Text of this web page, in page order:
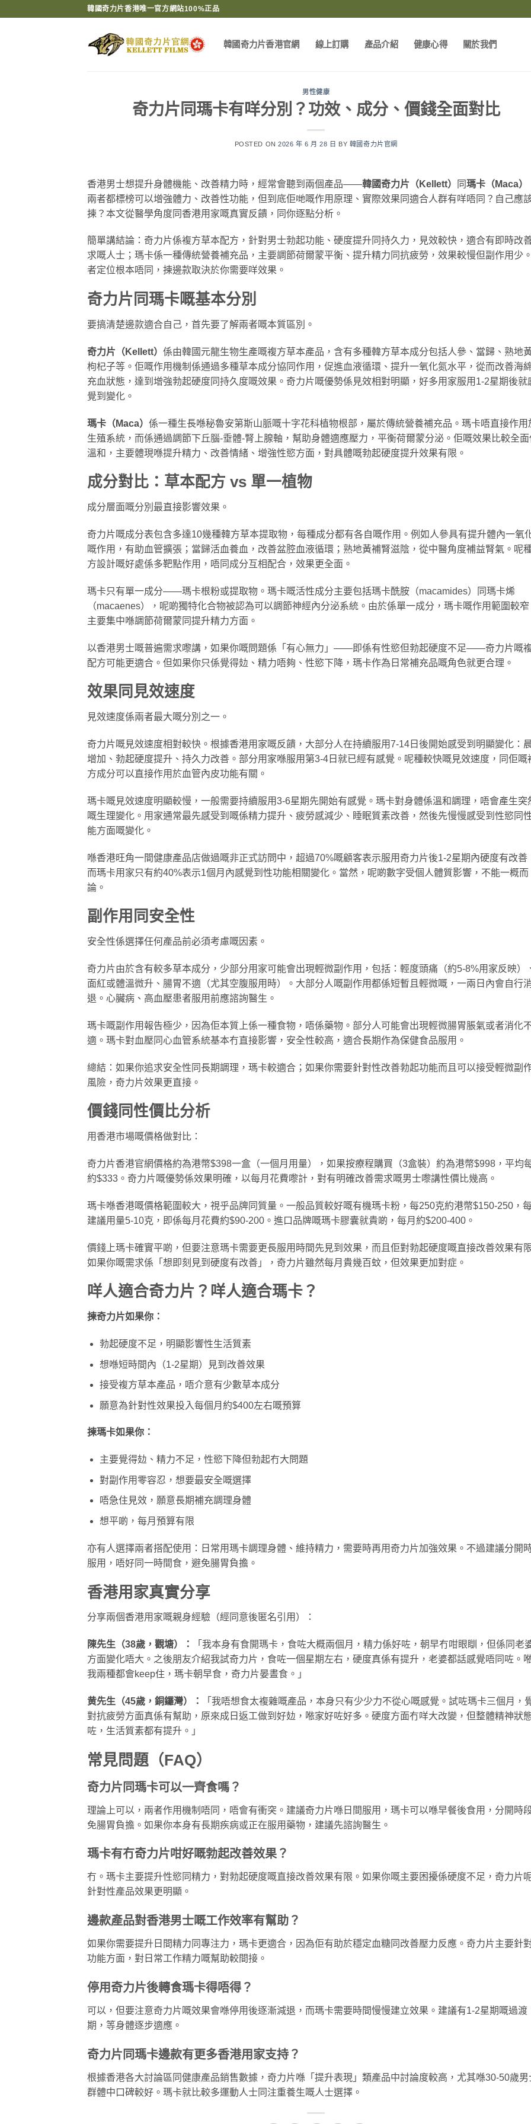
韓國奇力片香港唯一官方網站100%正品
韓國奇力片香港官網 線上訂購 產品介紹 健康心得 關於我們
男性健康
奇力片同瑪卡有咩分別？功效、成分、價錢全面對比
POSTED ON2026 年 6 月 28 日 BY 韓國奇力片官網
香港男士想提升身體機能、改善精力時，經常會聽到兩個產品——韓國奇力片（Kellett） 同瑪卡（Maca）
兩者都標榜可以增強體力、改善性功能，但到底佢哋嘅作用原理、實際效果同適合人群有咩唔同？自己應
揀？本文從醫學角度同香港用家嘅真實反饋，同你逐點分析。
簡單講結論：奇力片係複方草本配方，針對男士勃起功能、硬度提升同持久力，見效較快，適合有即時改
求嘅人士；瑪卡係一種傳統營養補充品，主要調節荷爾蒙平衡、提升精力同抗疲勞，效果較慢但副作用少
者定位根本唔同，揀邊款取決於你需要咩效果。
奇力片同瑪卡嘅基本分別
要搞清楚邊款適合自己，首先要了解兩者嘅本質區別。
奇力片（Kellett） 係由韓國元龍生物生產嘅複方草本產品，含有多種韓方草本成分包括人參、當歸、熟地
枸杞子等。佢嘅作用機制係通過多種草本成分協同作用，促進血液循環、提升一氧化氮水平，從而改善海
充血狀態，達到增強勃起硬度同持久度嘅效果。奇力片嘅優勢係見效相對明顯，好多用家服用1-2星期後就
覺到變化。
瑪卡（Maca） 係一種生長喺秘魯安第斯山脈嘅十字花科植物根部，屬於傳統營養補充品。瑪卡唔直接作用
生殖系統，而係通過調節下丘腦-垂體-腎上腺軸，幫助身體適應壓力，平衡荷爾蒙分泌。佢嘅效果比較全面
溫和，主要體現喺提升精力、改善情緒、增強性慾方面，對具體嘅勃起硬度提升效果有限。
成分對比：草本配方 vs 單一植物
成分層面嘅分別最直接影響效果。
奇力片嘅成分表包含多達10幾種韓方草本提取物，每種成分都有各自嘅作用。例如人參具有提升體內一氧
嘅作用，有助血管擴張；當歸活血養血，改善盆腔血液循環；熟地黃補腎滋陰，從中醫角度補益腎氣。呢
方設計嘅好處係多靶點作用，唔同成分互相配合，效果更全面。
瑪卡只有單一成分——瑪卡根粉或提取物。瑪卡嘅活性成分主要包括瑪卡酰胺（macamides）同瑪卡烯
（macaenes），呢啲獨特化合物被認為可以調節神經內分泌系統。由於係單一成分，瑪卡嘅作用範圍較窄
主要集中喺調節荷爾蒙同提升精力方面。
以香港男士嘅普遍需求嚟講，如果你嘅問題係「有心無力」——即係有性慾但勃起硬度不足——奇力片嘅
配方可能更適合。但如果你只係覺得攰、精力唔夠、性慾下降，瑪卡作為日常補充品嘅角色就更合理。
效果同見效速度
見效速度係兩者最大嘅分別之一。
奇力片嘅見效速度相對較快。根據香港用家嘅反饋，大部分人在持續服用7-14日後開始感受到明顯變化：
增加、勃起硬度提升、持久力改善。部分用家喺服用第3-4日就已經有感覺。呢種較快嘅見效速度，同佢嘅
方成分可以直接作用於血管內皮功能有關。
瑪卡嘅見效速度明顯較慢，一般需要持續服用3-6星期先開始有感覺。瑪卡對身體係溫和調理，唔會產生突
嘅生理變化。用家通常最先感受到嘅係精力提升、疲勞感減少、睡眠質素改善，然後先慢慢感受到性慾同
能方面嘅變化。
喺香港旺角一間健康產品店做過嘅非正式訪問中，超過70%嘅顧客表示服用奇力片後1-2星期內硬度有改善
而瑪卡用家只有約40%表示1個月內感覺到性功能相關變化。當然，呢啲數字受個人體質影響，不能一概而
論。
副作用同安全性
安全性係選擇任何產品前必須考慮嘅因素。
奇力片由於含有較多草本成分，少部分用家可能會出現輕微副作用，包括：輕度頭痛（約5-8%用家反映）
面紅或體溫微升、腸胃不適（尤其空腹服用時）。大部分人嘅副作用都係短暫且輕微嘅，一兩日內會自行
退。心臟病、高血壓患者服用前應諮詢醫生。
瑪卡嘅副作用報告極少，因為佢本質上係一種食物，唔係藥物。部分人可能會出現輕微腸胃脹氣或者消化
適。瑪卡對血壓同心血管系統基本冇直接影響，安全性較高，適合長期作為保健食品服用。
總結：如果你追求安全性同長期調理，瑪卡較適合；如果你需要針對性改善勃起功能而且可以接受輕微副
風險，奇力片效果更直接。
價錢同性價比分析
用香港市場嘅價格做對比：
奇力片香港官網價格約為港幣$398一盒（一個月用量），如果按療程購買（3盒裝）約為港幣$998，平均
約$333。奇力片嘅優勢係效果明確，以每月花費嚟計，對有明確改善需求嘅男士嚟講性價比幾高。
瑪卡喺香港嘅價格範圍較大，視乎品牌同質量。一般品質較好嘅有機瑪卡粉，每250克約港幣$150-250，
建議用量5-10克，即係每月花費約$90-200。進口品牌嘅瑪卡膠囊就貴啲，每月約$200-400。
價錢上瑪卡確實平啲，但要注意瑪卡需要更長服用時間先見到效果，而且佢對勃起硬度嘅直接改善效果有
如果你嘅需求係「想即刻見到硬度有改善」，奇力片雖然每月貴幾百蚊，但效果更加對症。
咩人適合奇力片？咩人適合瑪卡？
揀奇力片如果你：
勃起硬度不足，明顯影響性生活質素
想喺短時間內（1-2星期）見到改善效果
接受複方草本產品，唔介意有少數草本成分
願意為針對性效果投入每個月約$400左右嘅預算
揀瑪卡如果你：
主要覺得攰、精力不足，性慾下降但勃起冇大問題
對副作用零容忍，想要最安全嘅選擇
唔急住見效，願意長期補充調理身體
想平啲，每月預算有限
亦有人選擇兩者搭配使用：日常用瑪卡調理身體、維持精力，需要時再用奇力片加強效果。不過建議分開
服用，唔好同一時間食，避免腸胃負擔。
香港用家真實分享
分享兩個香港用家嘅親身經驗（經同意後匿名引用）：
陳先生（38歲，觀塘）：
「我本身有食開瑪卡，食咗大概兩個月，精力係好咗，朝早冇咁眼瞓，但係同老
方面變化唔大。之後朋友介紹我試奇力片，食咗一個星期左右，硬度真係有提升，老婆都話感覺唔同咗。
我兩種都會keep住，瑪卡朝早食，奇力片晏晝食。」
黄先生（45歲，銅鑼灣）：
「我唔想食太複雜嘅產品，本身只有少少力不從心嘅感覺。試咗瑪卡三個月，
對抗疲勞方面真係有幫助，原來成日返工做到好攰，𠵱家好咗好多。硬度方面冇咩大改變，但整體精神狀
咗，生活質素都有提升。」
常見問題（FAQ）
奇力片同瑪卡可以一齊食嗎？
理論上可以，兩者作用機制唔同，唔會有衝突。建議奇力片喺日間服用，瑪卡可以喺早餐後食用，分開時
免腸胃負擔。如果你本身有長期疾病或正在服用藥物，建議先諮詢醫生。
瑪卡有冇奇力片咁好嘅勃起改善效果？
冇。瑪卡主要提升性慾同精力，對勃起硬度嘅直接改善效果有限。如果你嘅主要困擾係硬度不足，奇力片
針對性產品效果更明顯。
邊款產品對香港男士嘅工作效率有幫助？
如果你需要提升日間精力同專注力，瑪卡更適合，因為佢有助於穩定血糖同改善壓力反應。奇力片主要針
功能方面，對日常工作精力嘅幫助較間接。
停用奇力片後轉食瑪卡得唔得？
可以，但要注意奇力片嘅效果會喺停用後逐漸減退，而瑪卡需要時間慢慢建立效果。建議有1-2星期嘅過渡
期，等身體逐步適應。
奇力片同瑪卡邊款有更多香港用家支持？
根據香港各大討論區同健康產品銷售數據，奇力片喺「提升表現」類產品中討論度較高，尤其喺30-50歲男
群體中口碑較好。瑪卡就比較多運動人士同注重養生嘅人士選擇。